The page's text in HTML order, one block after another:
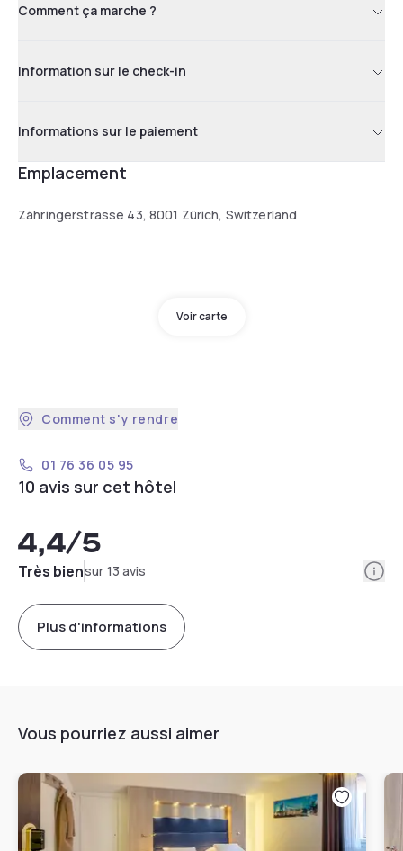
Comment ça marche ?
Information sur le check-in
Informations sur le paiement
Emplacement
Zähringerstrasse 43, 8001 Zürich, Switzerland
Voir carte
Comment s'y rendre
01 76 36 05 95
10 avis sur cet hôtel
4,4/5
Très biensur 13 avis
Plus d'informations
Vous pourriez aussi aimer